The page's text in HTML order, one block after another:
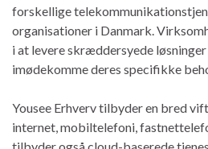
forskellige
organisationer i Danmark.
i at levere skræddersyede
imødekomme deres specifikke
Yousee Erhverv tilbyder en bred
internet, mobiltelefoni,
tilbyder også cloud-baserede